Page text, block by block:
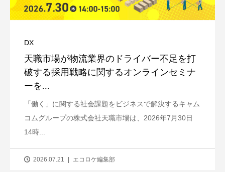
DX
天職市場が物流業界のドライバー不足を打
破する採用戦略に関するオンラインセミナ
ーを...
「働く」に関する社会課題をビジネスで解決するキャム
コムグループの株式会社天職市場は、2026年7月30日
14時...
2026.07.21 エコロケ編集部